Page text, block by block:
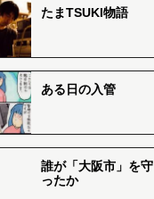
たまTSUKI物語
ある日の入管
誰が「大阪市」を守
ったか